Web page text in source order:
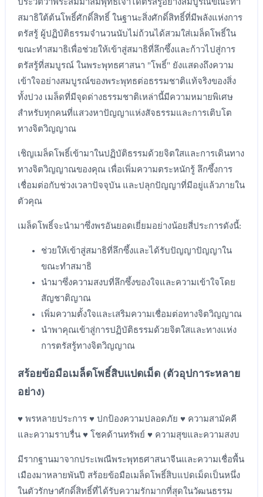
สมาธิใต้ต้นโพธิ์ศักดิ์สิทธิ์ ในฐานะสิ่งศักดิ์สิทธิ์ที่มีพลังแห่งการ
ตรัสรู้ ผู้ปฏิบัติธรรมจำนวนนับไม่ถ้วนได้สวมใส่เมล็ดโพธิ์ใน
ขณะทำสมาธิเพื่อช่วยให้เข้าสู่สมาธิที่ลึกซึ้งและก้าวไปสู่การ
ตรัสรู้ที่สมบูรณ์ ในพระพุทธศาสนา "โพธิ์" ยังแสดงถึงความ
เข้าใจอย่างสมบูรณ์ของพระพุทธต่อธรรมชาติแท้จริงของสิ่ง
ทั้งปวง เมล็ดที่มีจุดด่างธรรมชาติเหล่านี้มีความหมายพิเศษ
สำหรับทุกคนที่แสวงหาปัญญาแห่งสัจธรรมและการเติบโต
ทางจิตวิญญาณ
เชิญเมล็ดโพธิ์เข้ามาในปฏิบัติธรรมด้วยจิตใสและการเดินทาง
ทางจิตวิญญาณของคุณ เพื่อเพิ่มความตระหนักรู้ ลึกซึ้งการ
เชื่อมต่อกับช่วงเวลาปัจจุบัน และปลุกปัญญาที่มีอยู่แล้วภายใน
ตัวคุณ
เมล็ดโพธิ์จะนำมาซึ่งพรอันยอดเยี่ยมอย่างน้อยสี่ประการดังนี้:
ช่วยให้เข้าสู่สมาธิที่ลึกซึ้งและได้รับปัญญาปัญญาใน
ขณะทำสมาธิ
นำมาซึ่งความสงบที่ลึกซึ้งของใจและความเข้าใจโดย
สัญชาติญาณ
เพิ่มความตั้งใจและเสริมความเชื่อมต่อทางจิตวิญญาณ
นำพาคุณเข้าสู่การปฏิบัติธรรมด้วยจิตใสและทางแห่ง
การตรัสรู้ทางจิตวิญญาณ
สร้อยข้อมือเมล็ดโพธิ์สิบแปดเม็ด (ตัวอุปการะหลาย
อย่าง)
♥ พรหลายประการ ♥ ปกป้องความปลอดภัย ♥ ความสามัคคี
และความราบรื่น ♥ โชคด้านทรัพย์ ♥ ความสุขและความสงบ
มีรากฐานมาจากประเพณีพระพุทธศาสนาจีนและความเชื่อพื้น
เมืองมาหลายพันปี สร้อยข้อมือเมล็ดโพธิ์สิบแปดเม็ดเป็นหนึ่ง
ในตัวรักษาศักดิ์สิทธิ์ที่ได้รับความรักมากที่สุดในวัฒนธรรม